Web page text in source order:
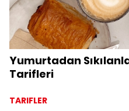
Yumurtadan
Tarifleri
TARIFLER